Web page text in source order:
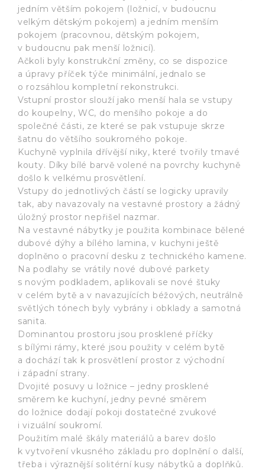
jedním větším pokojem (ložnicí, v budoucnu
velkým dětským pokojem) a jedním menším
pokojem (pracovnou, dětským pokojem,
v budoucnu pak menší ložnicí).
Ačkoli byly konstrukční změny, co se dispozice
a úpravy příček týče minimální, jednalo se
o rozsáhlou kompletní rekonstrukci.
Vstupní prostor slouží jako menší hala se vstupy
do koupelny, WC, do menšího pokoje a do
společné části, ze které se pak vstupuje skrze
šatnu do většího soukromého pokoje.
Kuchyně vyplnila dřívější niky, které tvořily tmavé
kouty. Díky bílé barvě volené na povrchy kuchyně
došlo k velkému prosvětlení.
Vstupy do jednotlivých částí se logicky upravily
tak, aby navazovaly na vestavné prostory a žádný
úložný prostor nepřišel nazmar.
Na vestavné nábytky je použita kombinace bělené
dubové dýhy a bílého lamina, v kuchyni ještě
doplněno o pracovní desku z technického kamene.
Na podlahy se vrátily nové dubové parkety
s novým podkladem, aplikovali se nové štuky
v celém bytě a v navazujících béžových, neutrálně
světlých tónech byly vybrány i obklady a samotná
sanita.
Dominantou prostoru jsou prosklené příčky
s bílými rámy, které jsou použity v celém bytě
a dochází tak k prosvětlení prostor z východní
i západní strany.
Dvojité posuvy u ložnice – jedny prosklené
směrem ke kuchyní, jedny pevné směrem
do ložnice dodají pokoji dostatečné zvukové
i vizuální soukromí.
Použitím malé škály materiálů a barev došlo
k vytvoření vkusného základu pro doplnění o další,
třeba i výraznější solitérní kusy nábytků a doplňků.